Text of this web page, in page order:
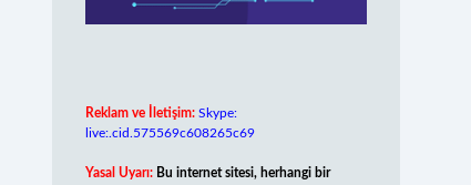
Reklam ve İletişim: Skype:
live:.cid.575569c608265c69
Yasal Uyarı: Bu internet sitesi, herhangi bir